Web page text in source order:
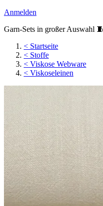
Anmelden
Garn-Sets in großer Auswahl
< Startseite
< Stoffe
< Viskose Webware
< Viskoseleinen